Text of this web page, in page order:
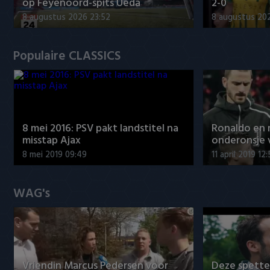
8 augustus 2026 23:52 8 augustus
Populaire CLASSICS
8 mei 2016: PSV pakt landstitel na
misstap Ajax
8 mei 2019 09:49
Ronaldo
onderonsje
11 april 2019
WAG's
Vriendin Marcus Pedersen voor Deze